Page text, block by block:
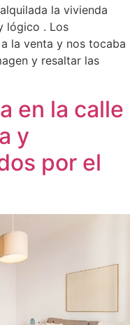
la vivienda
lógico . Los
la venta y nos tocaba
y resaltar las
en la calle
y
por el